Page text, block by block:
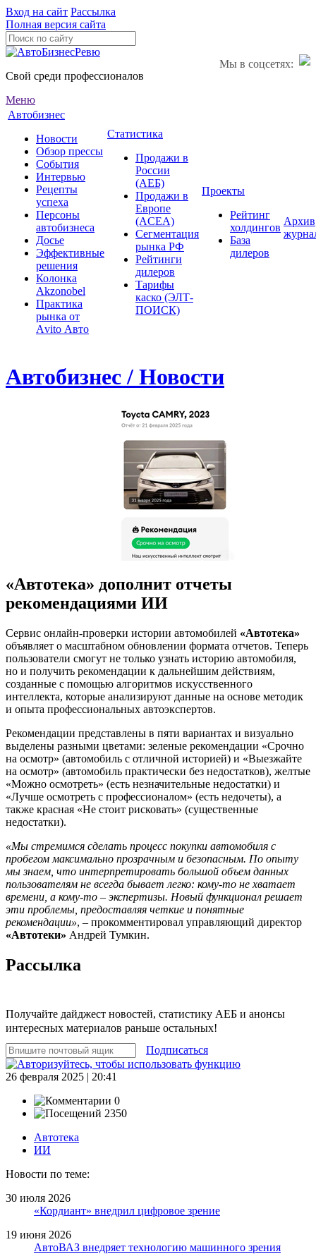
Вход на сайт Рассылка
Полная версия сайта
Мы в соцсетях:
Свой среди профессионалов
Меню
Автобизнес
Новости
Обзор прессы
События
Интервью
Рецепты
успеха
Персоны
автобизнеса
Досье
Эффективные
решения
Колонка
Akzonobel
Практика
рынка от
Аvito Авто
Статистика
Продажи в
России
(АЕБ)
Продажи в
Европе
(ACEA)
Сегментация
рынка РФ
Рейтинги
дилеров
Тарифы
каско (ЭЛТ-
ПОИСК)
Проекты
Рейтинг
холдингов
База
дилеров
Архив
Автобизнес / Новости
«Автотека» дополнит отчеты
рекомендациями ИИ
Сервис онлайн-проверки истории автомобилей «Автотека»
объявляет о масштабном обновлении формата отчетов. Теперь
пользователи смогут не только узнать историю автомобиля,
но и получить рекомендации к дальнейшим действиям,
созданные с помощью алгоритмов искусственного
интеллекта, которые анализируют данные на основе методик
и опыта профессиональных автоэкспертов.
Рекомендации представлены в пяти вариантах и визуально
выделены разными цветами: зеленые рекомендации «Срочно
на осмотр» (автомобиль с отличной историей) и «Выезжайте
на осмотр» (автомобиль практически без недостатков), желтые
«Можно осмотреть» (есть незначительные недостатки) и
«Лучше осмотреть с профессионалом» (есть недочеты), а
также красная «Не стоит рисковать» (существенные
недостатки).
«Мы стремимся сделать процесс покупки автомобиля с
пробегом максимально прозрачным и безопасным. По опыту
мы знаем, что интерпретировать большой объем данных
пользователям не всегда бывает легко: кому-то не хватает
времени, а кому-то – экспертизы. Новый функционал решает
эти проблемы, предоставляя четкие и понятные
рекомендации», – прокомментировал управляющий директор
«Автотеки» Андрей Тумкин.
Рассылка
Получайте дайджест новостей, статистику АЕБ и анонсы
интересных материалов раньше остальных!
Подписаться
26 февраля 2025 | 20:41
0
2350
Автотека
ИИ
Новости по теме:
30 июля 2026
«Кордиант» внедрил цифровое зрение
19 июня 2026
АвтоВАЗ внедряет технологию машинного зрения